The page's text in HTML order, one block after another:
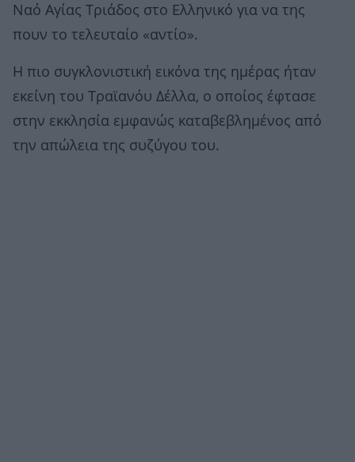
Ναό Αγίας Τριάδος στο Ελληνικό για να της
πουν το τελευταίο «αντίο».
Η πιο συγκλονιστική εικόνα της ημέρας ήταν
εκείνη του Τραϊανόυ Δέλλα, ο οποίος έφτασε
στην εκκλησία εμφανώς καταβεβλημένος από
την απώλεια της συζύγου του.